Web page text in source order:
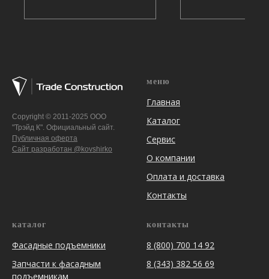
Copyright © 2011-2025 ООО
"Трэйд К". Официальный сайт.
Публичная оферта
Сайт разработан @kovshirko
меню
Главная
Каталог
Сервис
О компании
Оплата и доставка
Контакты
каталог
Фасадные подъемники
Запчасти к фасадным
подъемникам
контакты
8 (800) 700 14 92
8 (343) 382 56 69